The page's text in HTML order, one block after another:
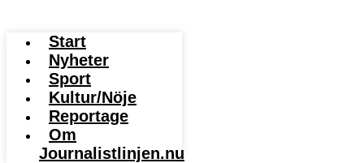
Start
Nyheter
Sport
Kultur/Nöje
Reportage
Om
Journalistlinjen.nu